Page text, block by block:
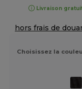
Livraison
hors frais de
Choisissez la